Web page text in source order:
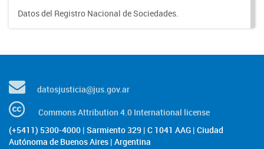
Datos del Registro Nacional de Sociedades.
datosjusticia@jus.gov.ar
Commons Attribution 4.0 International license
(+5411) 5300-4000 | Sarmiento 329 | C 1041 AAG | Ciudad
Autónoma de Buenos Aires | Argentina